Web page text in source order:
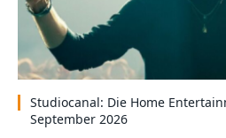
Studiocanal: Die Home
September 2026